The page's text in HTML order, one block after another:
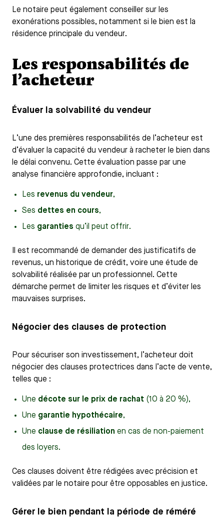
Le notaire peut également conseiller sur les
exonérations possibles, notamment si le bien est la
résidence principale du vendeur.
Les responsabilités de
l’acheteur
Évaluer la solvabilité du vendeur
L’une des premières responsabilités de l’acheteur est
d’évaluer la capacité du vendeur à racheter le bien dans
le délai convenu. Cette évaluation passe par une
analyse financière approfondie, incluant :
Les revenus du vendeur,
Ses dettes en cours,
Les garanties qu’il peut offrir.
Il est recommandé de demander des justificatifs de
revenus, un historique de crédit, voire une étude de
solvabilité réalisée par un professionnel. Cette
démarche permet de limiter les risques et d’éviter les
mauvaises surprises.
Négocier des clauses de protection
Pour sécuriser son investissement, l’acheteur doit
négocier des clauses protectrices dans l’acte de vente,
telles que :
Une décote sur le prix de rachat (10 à 20 %),
Une garantie hypothécaire,
Une clause de résiliation en cas de non-paiement
des loyers.
Ces clauses doivent être rédigées avec précision et
validées par le notaire pour être opposables en justice.
Gérer le bien pendant la période de réméré